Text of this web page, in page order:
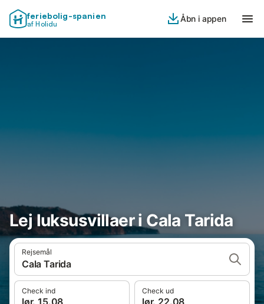
feriebolig-spanien
af Holidu
Åbn i appen
Lej luksusvillaer i Cala Tarida
Rejsemål
Cala Tarida
Check ind
lør. 15.08
Check ud
lør. 22.08